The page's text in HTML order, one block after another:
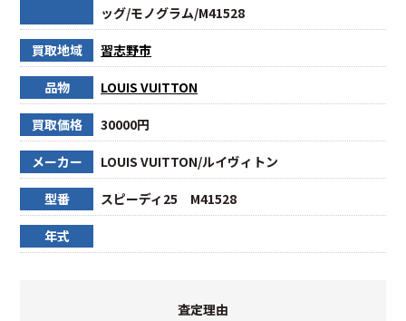
ッグ/モノグラム/M41528
買取地域 習志野市
品物 LOUIS VUITTON
買取価格 30000円
メーカー LOUIS VUITTON/ルイヴィトン
型番 スピーディ25 M41528
年式
査定理由